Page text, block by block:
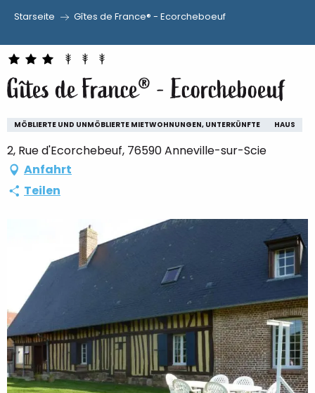
au
contenu
principal
Starseite Gîtes de France® - Ecorcheboeuf
Gîtes de France® - Ecorcheboeuf
MÖBLIERTE UND UNMÖBLIERTE MIETWOHNUNGEN, UNTERKÜNFTE HAUS
2, Rue d'Ecorchebeuf, 76590 Anneville-sur-Scie
Anfahrt
Teilen